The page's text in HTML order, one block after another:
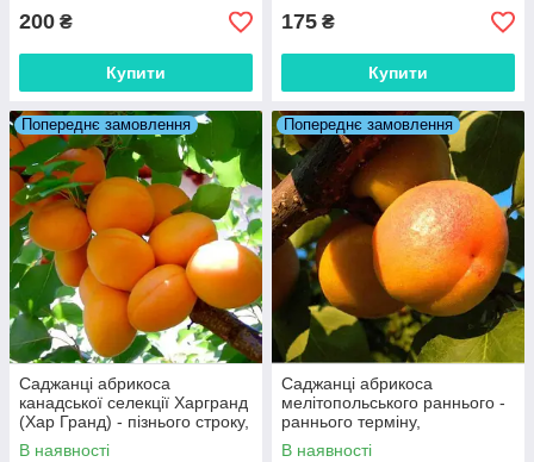
200 ₴
Купити
175 ₴
Купити
Попереднє замовлення
Саджанці абрикоса
канадської селекції Харгранд
(Хар Гранд) - пізнього строку,
зимостійкий, невибагливий.
В наявності
Попереднє замовлення
Саджанці абрикоса
мелітопольського раннього -
раннього терміну,
зимостійкий, солодкий.
В наявності